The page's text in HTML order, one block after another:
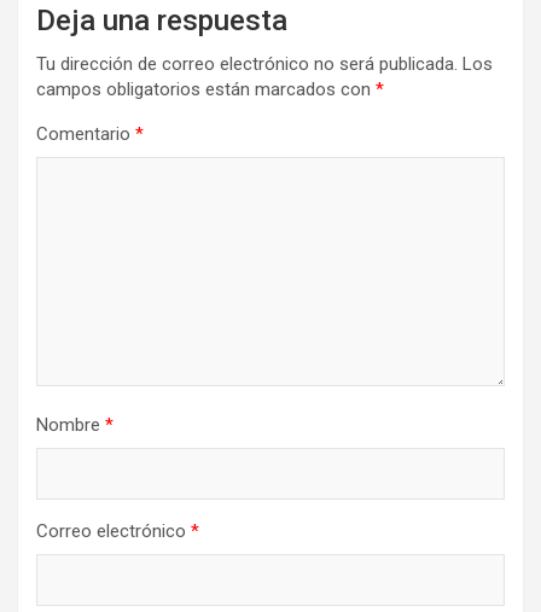
Deja una respuesta
Tu dirección de correo electrónico no será publicada. Los
campos obligatorios están marcados con *
Comentario *
Nombre *
Correo electrónico *